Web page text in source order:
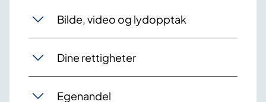
Bilde, video og lydopptak
Dine rettigheter
Egenandel